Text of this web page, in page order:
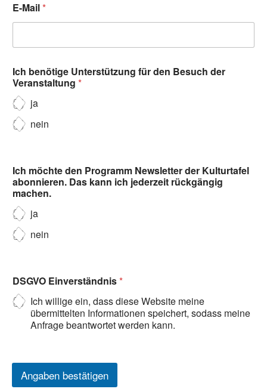
E-Mail*
Ich benötige Unterstützung für den Besuch der
Veranstaltung *
ja
nein
Ich möchte den Programm Newsletter der Kulturtafel
abonnieren. Das kann ich jederzeit rückgängig
machen.
ja
nein
DSGVO Einverständnis*
Ich willige ein, dass diese Website meine
übermittelten Informationen speichert, sodass meine
Anfrage beantwortet werden kann.
Angaben bestätigen